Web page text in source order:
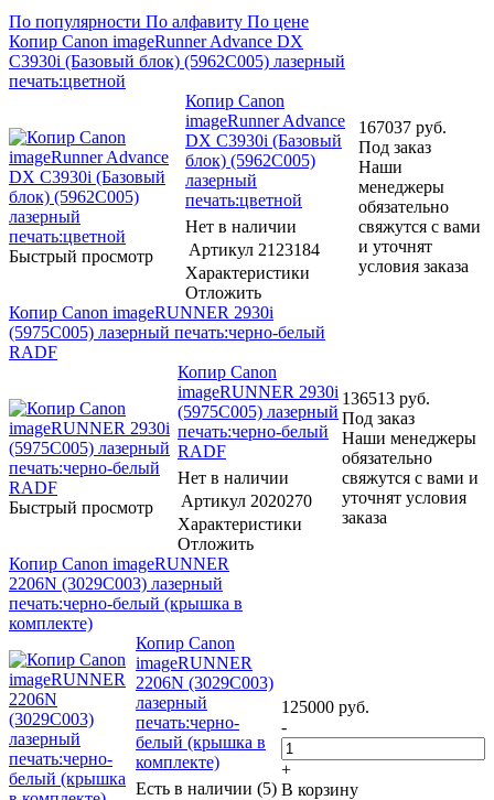
По популярности По алфавиту По цене
Копир Canon imageRunner Advance DX
C3930i (Базовый блок) (5962C005) лазерный
печать:цветной
Быстрый просмотр
Копир Canon
imageRunner Advance
DX C3930i (Базовый
блок) (5962C005)
лазерный
печать:цветной
Нет в наличии
Артикул 2123184
Характеристики
Отложить
167037 руб.
Под заказ
Наши
менеджеры
обязательно
свяжутся с вами
и уточнят
условия заказа
Копир Canon imageRUNNER 2930i
(5975C005) лазерный печать:черно-белый
RADF
Быстрый просмотр
Копир Canon
imageRUNNER 2930i
(5975C005) лазерный
печать:черно-белый
RADF
Нет в наличии
Артикул 2020270
Характеристики
Отложить
136513 руб.
Под заказ
Наши менеджеры
обязательно
свяжутся с вами и
уточнят условия
заказа
Копир Canon imageRUNNER
2206N (3029C003) лазерный
печать:черно-белый (крышка в
комплекте)
Копир Canon
imageRUNNER
2206N (3029C003)
лазерный
печать:черно-
белый (крышка в
комплекте)
Есть в наличии (5)
125000 руб.
-
+
В корзину